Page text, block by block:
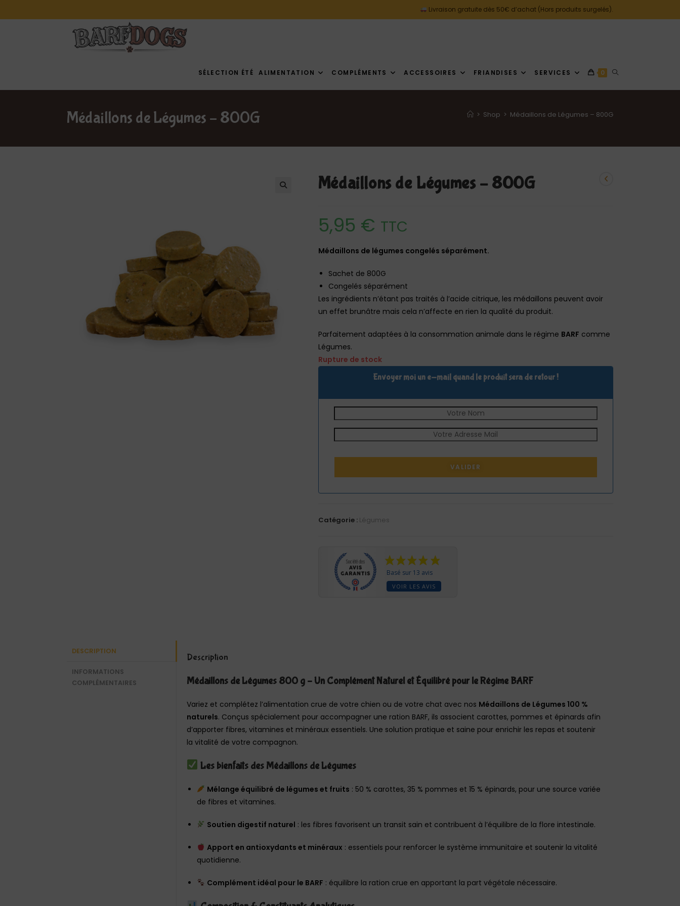
Livraison gratuite dès 50€ d’achat (Hors produits surgelés).
SÉLECTION ÉTÉ ALIMENTATION COMPLÉMENTS ACCESSOIRES FRIANDISES SERVICES 0
Médaillons de Légumes – 800G > Shop > Médaillons de Légumes – 800G
Médaillons de Légumes – 800G
5,95 € TTC
Médaillons de légumes congelés séparément.
Sachet de 800G
Congelés séparément
Les ingrédients n’étant pas traités à l’acide citrique, les médaillons peuvent avoir
un effet brunâtre mais cela n’affecte en rien la qualité du produit.
Parfaitement adaptées à la consommation animale dans le régime BARF comme
Légumes.
Rupture de stock
Envoyer moi un e-mail quand le produit sera de retour !
Catégorie : Légumes
Basé sur 13 avis
VOIR LES AVIS
DESCRIPTION
INFORMATIONS
COMPLÉMENTAIRES
Description
Médaillons de Légumes 800 g – Un Complément Naturel et Équilibré pour le Régime BARF
Variez et complétez l’alimentation crue de votre chien ou de votre chat avec nos Médaillons de Légumes 100 %
naturels. Conçus spécialement pour accompagner une ration BARF, ils associent carottes, pommes et épinards afin
d’apporter fibres, vitamines et minéraux essentiels. Une solution pratique et saine pour enrichir les repas et soutenir
la vitalité de votre compagnon.
Les bienfaits des Médaillons de Légumes
Mélange équilibré de légumes et fruits : 50 % carottes, 35 % pommes et 15 % épinards, pour une source variée
de fibres et vitamines.
Soutien digestif naturel : les fibres favorisent un transit sain et contribuent à l’équilibre de la flore intestinale.
Apport en antioxydants et minéraux : essentiels pour renforcer le système immunitaire et soutenir la vitalité
quotidienne.
Complément idéal pour le BARF : équilibre la ration crue en apportant la part végétale nécessaire.